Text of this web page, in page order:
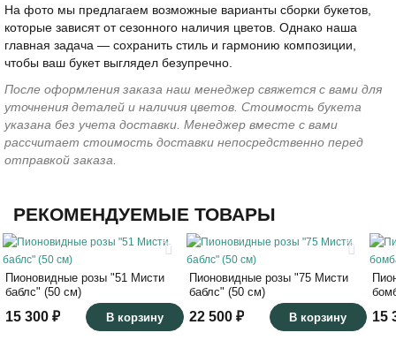
На фото мы предлагаем возможные варианты сборки букетов,
которые зависят от сезонного наличия цветов. Однако наша
главная задача — сохранить стиль и гармонию композиции,
чтобы ваш букет выглядел безупречно.
После оформления заказа наш менеджер свяжется с вами для
уточнения деталей и наличия цветов. Стоимость букета
указана без учета доставки. Менеджер вместе с вами
рассчитает стоимость доставки непосредственно перед
отправкой заказа.
РЕКОМЕНДУЕМЫЕ ТОВАРЫ
60
Пионовидные розы "51 Мисти
баблс" (50 см)
15 300 ₽ В корзину
75
Пионовидные розы "75 Мисти
баблс" (50 см)
22 500 ₽ В корзину 15